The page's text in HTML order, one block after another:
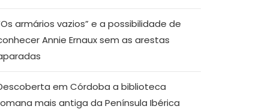
armários vazios” e a possibilidade de
Annie Ernaux sem as arestas
em Córdoba a biblioteca
mais antiga da Península Ibérica